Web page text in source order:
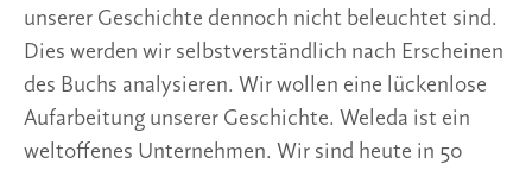
unserer Geschichte dennoch nicht beleuchtet sind.
Dies werden wir selbstverständlich nach Erscheinen
des Buchs analysieren. Wir wollen eine lückenlose
Aufarbeitung unserer Geschichte. Weleda ist ein
weltoffenes Unternehmen. Wir sind heute in 50